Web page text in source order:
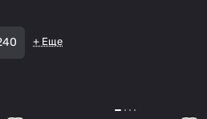
+ Еще